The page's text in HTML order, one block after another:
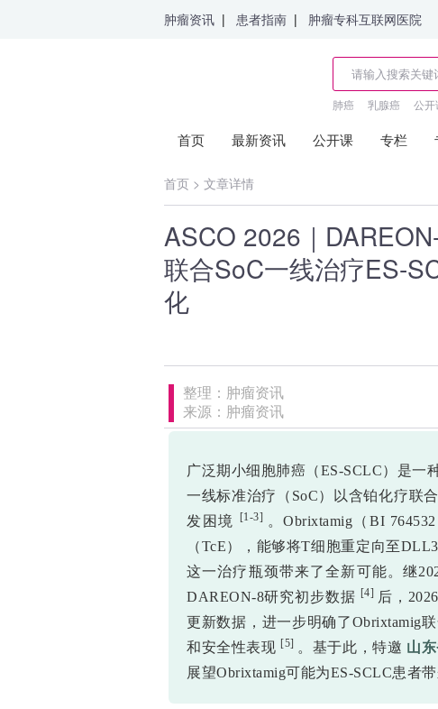
肿瘤资讯 | 患者指南 | 肿瘤专科互联网医院
肺癌 乳腺癌 公开
首页 最新资讯 公开课 专栏
首页 > 文章详情
ASCO 2026｜
联合SoC一线治疗ES-
化
整理：肿瘤资讯
来源：肿瘤资讯
广泛期小细胞肺癌（ES-SCLC）是一
一线标准治疗（SoC）以含铂化疗联
发困境
[1-3] 。Obrixtamig（BI
（TcE），能够将T细胞重定向至
这一治疗瓶颈带来了全新可能。继
DAREON-8研究初步数据 [4] 后，
更新数据，进一步明确了Obrixtamig
和安全性表现 [5] 。基于此，特邀 山
展望Obrixtamig可能为ES-SCLC患者带